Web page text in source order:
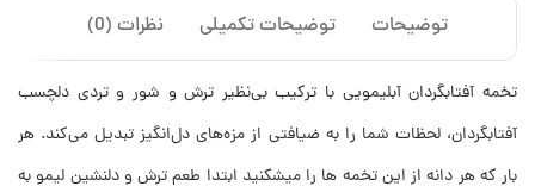
توضیحات توضیحات تکمیلی نظرات (0)
تخمه آفتابگردان آبلیمویی با ترکیب بی‌نظیر ترش و شور و تردی دلچسب
آفتابگردان، لحظات شما را به ضیافتی از مزه‌های دل‌انگیز تبدیل می‌کند. هر
بار که هر دانه از این تخمه ها را میشکنید ابتدا طعم ترش و دلنشین لیمو به